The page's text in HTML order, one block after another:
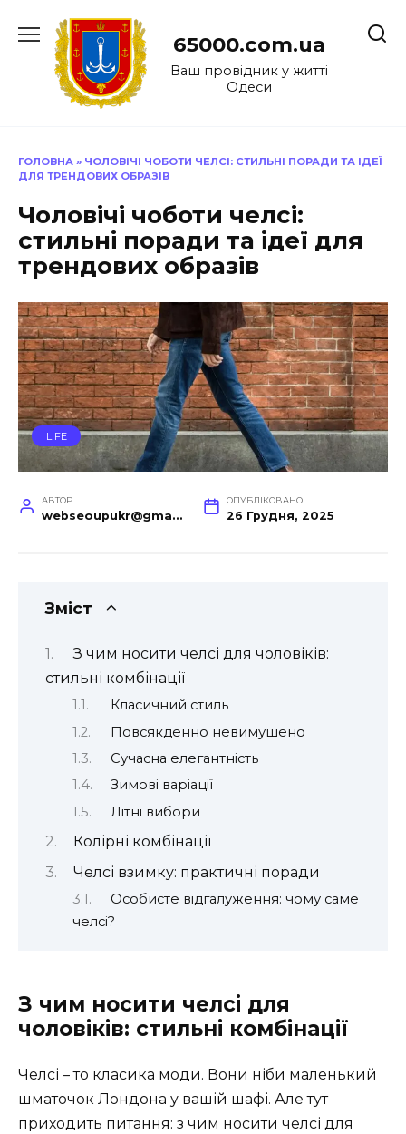
до
65000.com.ua
Ваш провідник у житті
Одеси
ГОЛОВНА » ЧОЛОВІЧІ ЧОБОТИ ЧЕЛСІ: СТИЛЬНІ ПОРАДИ ТА ІДЕЇ
ДЛЯ ТРЕНДОВИХ ОБРАЗІВ
Чоловічі чоботи челсі:
стильні поради та ідеї для
трендових образів
LIFE
АВТОР
webseoupukr@gmail.com
ОПУБЛІКОВАНО
26 Грудня, 2025
Зміст
З чим носити челсі для чоловіків:
стильні комбінації
Класичний стиль
Повсякденно невимушено
Сучасна елегантність
Зимові варіації
Літні вибори
Колірні комбінації
Челсі взимку: практичні поради
Особисте відгалуження: чому саме
челсі?
З чим носити челсі для
чоловіків: стильні комбінації
Челсі – то класика моди. Вони ніби маленький
шматочок Лондона у вашій шафі. Але тут
приходить питання: з чим носити челсі для